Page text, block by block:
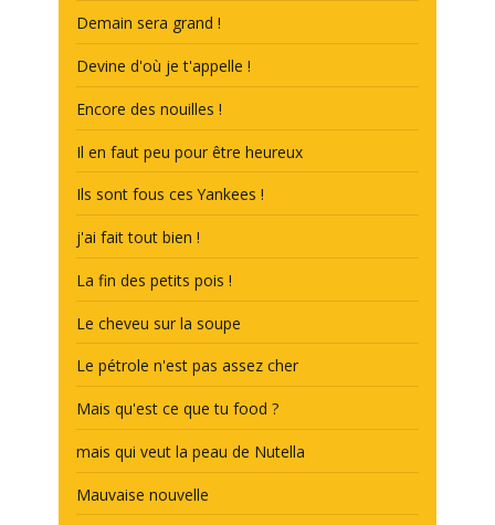
Demain sera grand !
Devine d'où je t'appelle !
Encore des nouilles !
Il en faut peu pour être heureux
Ils sont fous ces Yankees !
j'ai fait tout bien !
La fin des petits pois !
Le cheveu sur la soupe
Le pétrole n'est pas assez cher
Mais qu'est ce que tu food ?
mais qui veut la peau de Nutella
Mauvaise nouvelle